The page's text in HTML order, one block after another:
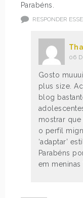
Parabéns.
RESPONDER
06
Gosto
plus size.
blog
mostrar
o perfil
‘adaptar’
Parabéns
em meninas